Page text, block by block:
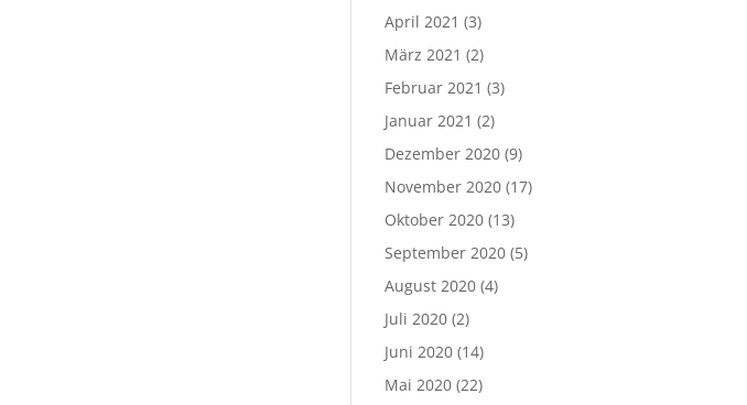
April 2021 (3)
März 2021 (2)
Februar 2021 (3)
Januar 2021 (2)
Dezember 2020 (9)
November 2020 (17)
Oktober 2020 (13)
September 2020 (5)
August 2020 (4)
Juli 2020 (2)
Juni 2020 (14)
Mai 2020 (22)